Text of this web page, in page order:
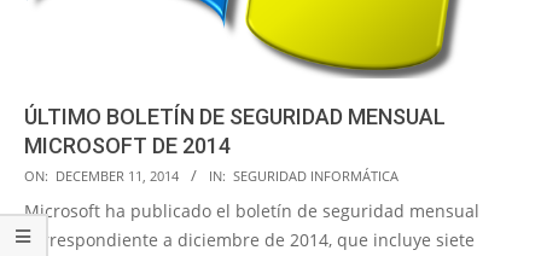
ÚLTIMO BOLETÍN DE SEGURIDAD MENSUAL
MICROSOFT DE 2014
2014-
12-
11
ON: DECEMBER 11, 2014 IN: SEGURIDAD INFORMÁTICA
Microsoft ha publicado el boletín de seguridad mensual
correspondiente a diciembre de 2014, que incluye siete